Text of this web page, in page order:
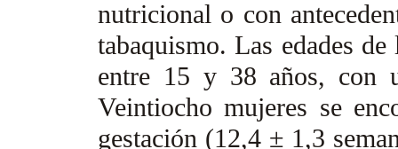
nutricional o con
tabaquismo. Las edades de
entre 15 y 38 años, con
Veintiocho mujeres se
gestación (12,4 ± 1,3